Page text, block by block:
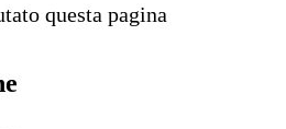
questa pagina